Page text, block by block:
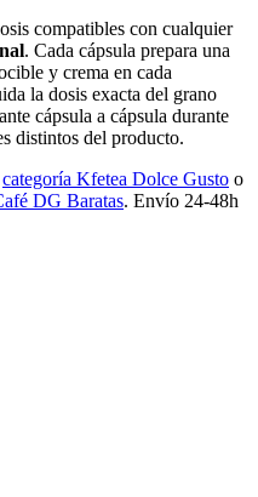
compatibles con cualquier
. Cada cápsula prepara una
y crema en cada
la dosis exacta del grano
cápsula a cápsula durante
distintos del producto.
categoría Kfetea Dolce Gusto o
DG Baratas. Envío 24-48h